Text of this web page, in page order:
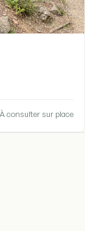
À consulter sur place